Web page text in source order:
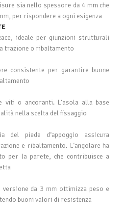
sia nello spessore da 4 mm che
per rispondere a ogni esigenza
ideale per giunzioni strutturali
trazione o ribaltamento
consistente per garantire buone
o ancoranti. L‘asola alla base
nella scelta del fissaggio
del piede d‘appoggio assicura
e ribaltamento. L‘angolare ha
per la parete, che contribuisce a
da 3 mm ottimizza peso e
buoni valori di resistenza